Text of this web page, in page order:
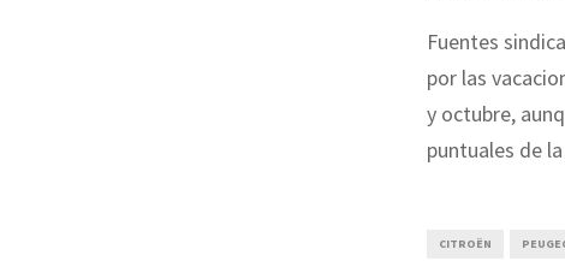
Fuentes
por las
y octubre,
puntuales de
CITROËN